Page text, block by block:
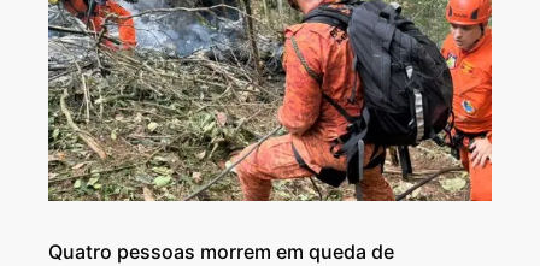
Quatro pessoas morrem em queda de